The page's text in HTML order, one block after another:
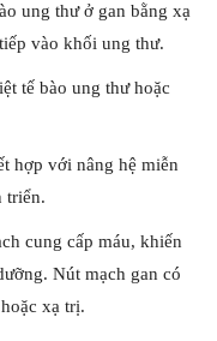
ung thư ở gan bằng xạ
vào khối ung thư.
tế bào ung thư hoặc
hợp với nâng hệ miễn
triển.
cung cấp máu, khiến
Nút mạch gan có
xạ trị.